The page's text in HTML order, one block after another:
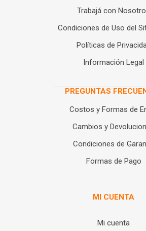
Trabajá con
Condiciones de Uso del
Políticas de
Información Legal
PREGUNTAS
Costos y Formas de
Cambios y
Condiciones de
Formas de Pago
MI CUENTA
Mi cuenta